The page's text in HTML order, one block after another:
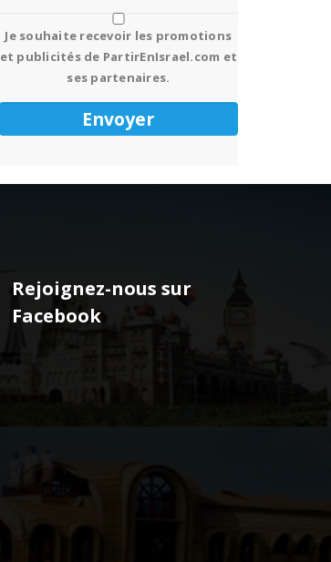
Je souhaite recevoir les promotions
et publicités de PartirEnIsrael.com et
ses partenaires.
Rejoignez-nous sur
Facebook